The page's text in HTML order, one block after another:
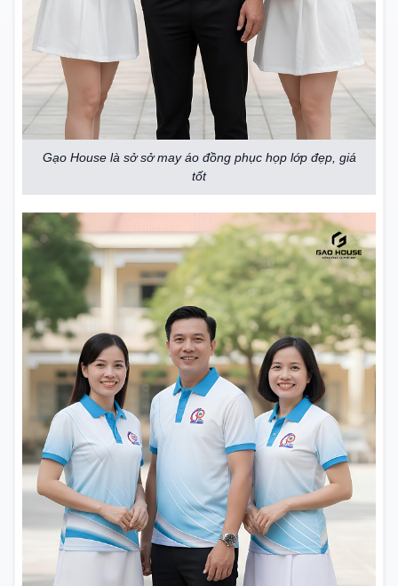
Gạo House là sở sở may áo đồng phục họp lớp đẹp, giá
tốt